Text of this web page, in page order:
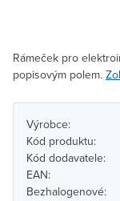
Rámeček pro
popisovým polem.
Výrobce:
Kód produktu:
Kód dodavatele:
EAN:
Bezhalogenové: